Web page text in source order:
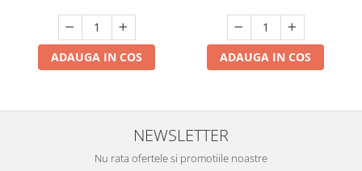
ADAUGA IN COS ADAUGA IN COS
NEWSLETTER
Nu rata ofertele si promotiile noastre